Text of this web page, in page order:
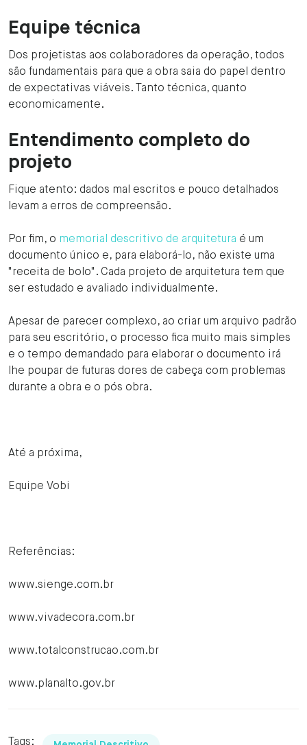
Equipe técnica
Dos projetistas aos colaboradores da operação, todos
são fundamentais para que a obra saia do papel dentro
de expectativas viáveis. Tanto técnica, quanto
economicamente.
‍Entendimento completo do
projeto
Fique atento: dados mal escritos e pouco detalhados
levam a erros de compreensão.‍
Por fim, o memorial descritivo de arquitetura é um
documento único e, para elaborá-lo, não existe uma
"receita de bolo". Cada projeto de arquitetura tem que
ser estudado e avaliado individualmente.
Apesar de parecer complexo, ao criar um arquivo padrão
para seu escritório, o processo fica muito mais simples
e o tempo demandado para elaborar o documento irá
lhe poupar de futuras dores de cabeça com problemas
durante a obra e o pós obra.
Até a próxima,
Equipe Vobi
Referências:
www.sienge.com.br
www.vivadecora.com.br
www.totalconstrucao.com.br
www.planalto.gov.br
Tags: